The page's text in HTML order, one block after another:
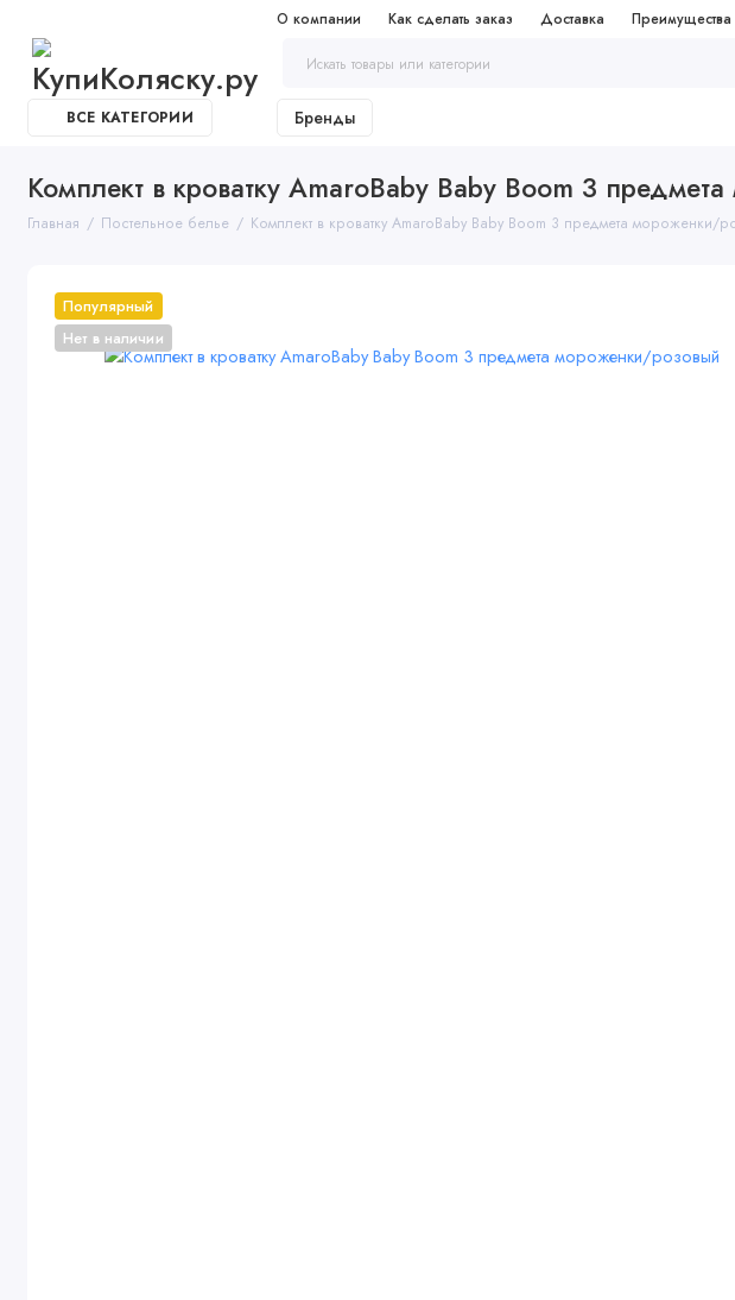
О компании Как сделать заказ Доставка Преимущества
ВСЕ КАТЕГОРИИ Бренды
Комплект в кроватку AmaroBaby Baby Boom 3
Главная Постельное белье Комплект в кроватку AmaroBaby Baby Boom 3 предмета мороженки/
Популярный
Нет в наличии